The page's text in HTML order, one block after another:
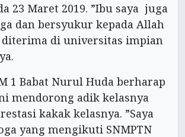
23 Maret 2019. ”Ibu saya juga
dan bersyukur kepada Allah
diterima di universitas impian
1 Babat Nurul Huda berharap
mendorong adik kelasnya
kakak kelasnya. ”Saya
yang mengikuti SNMPTN